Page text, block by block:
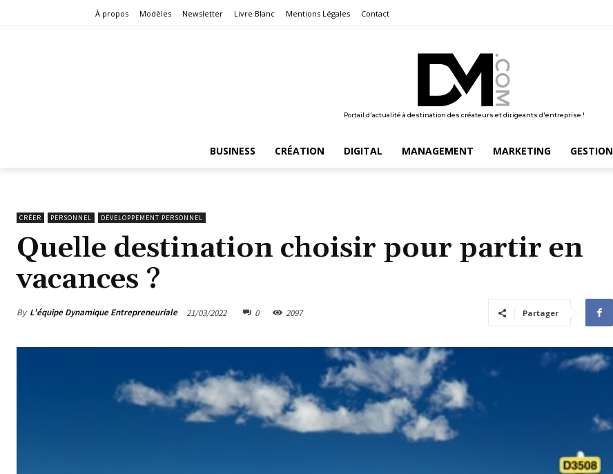
À propos Modèles Newsletter Livre Blanc Mentions Légales Contact
Portail d'actualité à destination des créateurs et dirigeants d'entreprise !
BUSINESS CRÉATION DIGITAL MANAGEMENT MARKETING GESTION
CRÉER PERSONNEL DÉVELOPPEMENT PERSONNEL
Quelle destination choisir pour partir en
vacances ?
By L'équipe Dynamique Entrepreneuriale 21/03/2022 0 2097 Partager